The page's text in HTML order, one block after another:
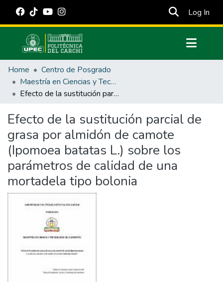
Log In
Communities & Collections
All of DSpace
Statistics
Estadísticas Externas
Manuales
Home
Centro de Posgrado
Maestría en Ciencias y Tecnología de los Alimentos
Efecto de la sustitución parcial de grasa por almidón de camote (Ipomoea batatas L.) sobre los parámetros de calidad de una mortadela tipo bolonia
Efecto de la sustitución parcial de
grasa por almidón de camote
(Ipomoea batatas L.) sobre los
parámetros de calidad de una
mortadela tipo bolonia